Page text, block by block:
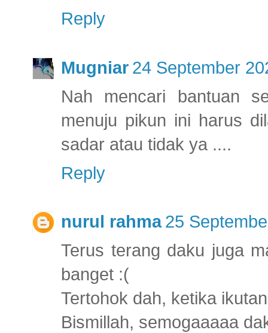
Reply
Mugniar 24 September
Nah mencari bantuan
menuju pikun ini harus
sadar atau tidak ya ....
Reply
nurul rahma 25
Terus terang daku juga
banget :(
Tertohok dah, ketika
Bismillah, semogaaaaa